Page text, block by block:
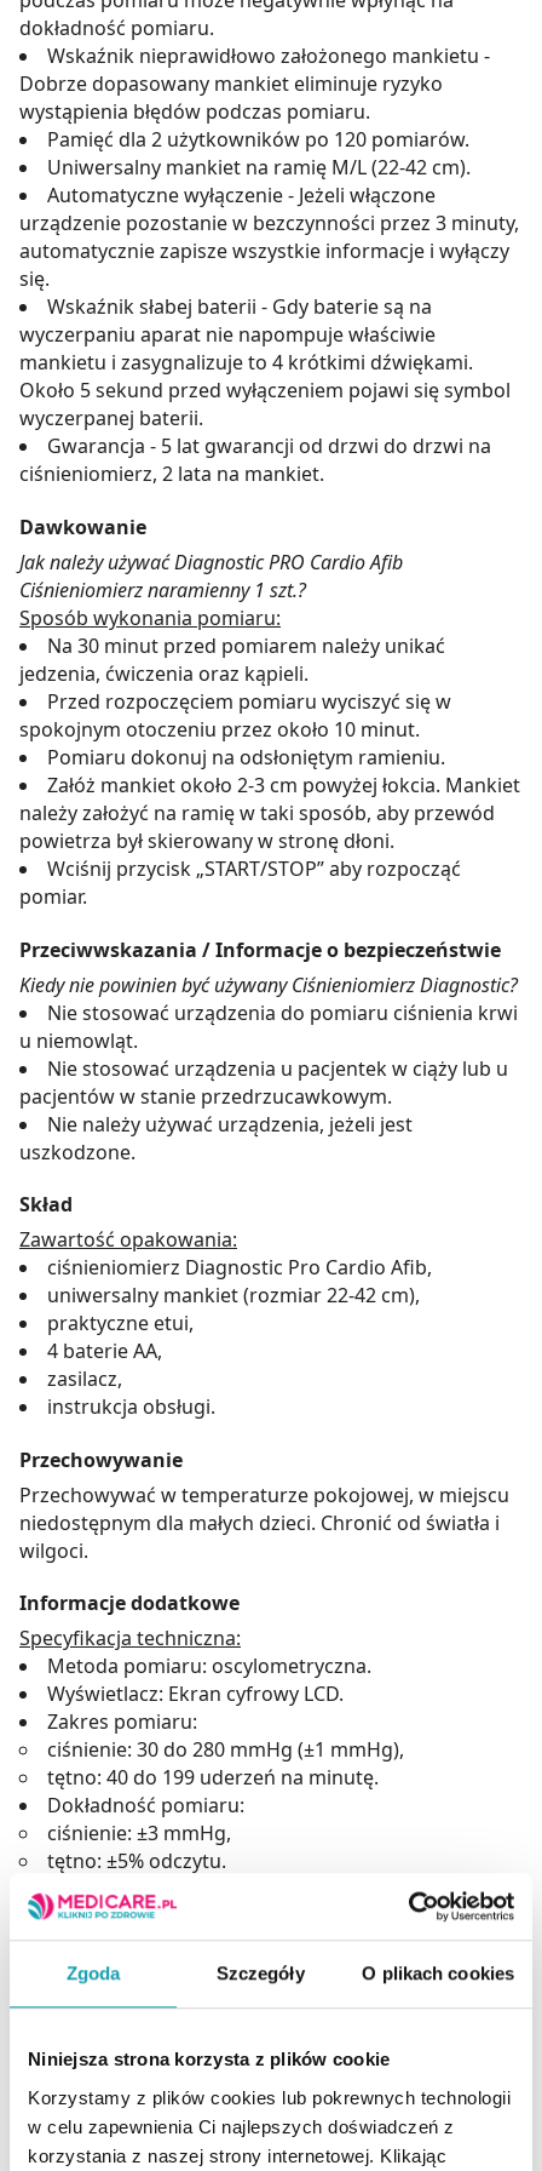
Zgoda Szczegóły O plikach cookies
Niniejsza strona korzysta z plików cookie
Korzystamy z plików cookies lub pokrewnych technologii
w celu zapewnienia Ci najlepszych doświadczeń z
korzystania z naszej strony internetowej. Klikając
dokładność pomiaru.
Wskaźnik nieprawidłowo założonego mankietu -
Dobrze dopasowany mankiet eliminuje ryzyko
wystąpienia błędów podczas pomiaru.
Pamięć dla 2 użytkowników po 120 pomiarów.
Uniwersalny mankiet na ramię M/L (22-42 cm).
Automatyczne wyłączenie - Jeżeli włączone
urządzenie pozostanie w bezczynności przez 3 minuty,
automatycznie zapisze wszystkie informacje i wyłączy
się.
Wskaźnik słabej baterii - Gdy baterie są na
wyczerpaniu aparat nie napompuje właściwie
mankietu i zasygnalizuje to 4 krótkimi dźwiękami.
Około 5 sekund przed wyłączeniem pojawi się symbol
wyczerpanej baterii.
Gwarancja - 5 lat gwarancji od drzwi do drzwi na
ciśnieniomierz, 2 lata na mankiet.
Dawkowanie
Jak należy używać Diagnostic PRO Cardio Afib
Ciśnieniomierz naramienny 1 szt.?
Sposób wykonania pomiaru:
Na 30 minut przed pomiarem należy unikać
jedzenia, ćwiczenia oraz kąpieli.
Przed rozpoczęciem pomiaru wyciszyć się w
spokojnym otoczeniu przez około 10 minut.
Pomiaru dokonuj na odsłoniętym ramieniu.
Załóż mankiet około 2-3 cm powyżej łokcia. Mankiet
należy założyć na ramię w taki sposób, aby przewód
powietrza był skierowany w stronę dłoni.
Wciśnij przycisk „START/STOP” aby rozpocząć
pomiar.
Przeciwwskazania / Informacje o bezpieczeństwie
Kiedy nie powinien być używany Ciśnieniomierz Diagnostic?
Nie stosować urządzenia do pomiaru ciśnienia krwi
u niemowląt.
Nie stosować urządzenia u pacjentek w ciąży lub u
pacjentów w stanie przedrzucawkowym.
Nie należy używać urządzenia, jeżeli jest
uszkodzone.
Skład
Zawartość opakowania:
ciśnieniomierz Diagnostic Pro Cardio Afib,
uniwersalny mankiet (rozmiar 22-42 cm),
praktyczne etui,
4 baterie AA,
zasilacz,
instrukcja obsługi.
Przechowywanie
Przechowywać w temperaturze pokojowej, w miejscu
niedostępnym dla małych dzieci. Chronić od światła i
wilgoci.
Informacje dodatkowe
Specyfikacja techniczna:
Metoda pomiaru: oscylometryczna.
Wyświetlacz: Ekran cyfrowy LCD.
Zakres pomiaru:
ciśnienie: 30 do 280 mmHg (±1 mmHg),
tętno: 40 do 199 uderzeń na minutę.
Dokładność pomiaru:
ciśnienie: ±3 mmHg,
tętno: ±5% odczytu.
Pompowanie powietrza: automatyczne.
Wypompowywanie powietrza: automatyczne.
Funkcja pamięci: 2 x 120 wyników pomiaru z datą i
godziną.
Wymiary: 128 × 92 × 61 ± 1,0 mm.
Zasilanie: 6V (4 x baterie alkaliczne AA) lub zasilacz
Wejście: AC 100-240V – 50/60Hz 0.15A, Wyjście: DC
5V-1.0A.
Klasyfiukacja bezpieczeństwa: Urządzenie typu BF.